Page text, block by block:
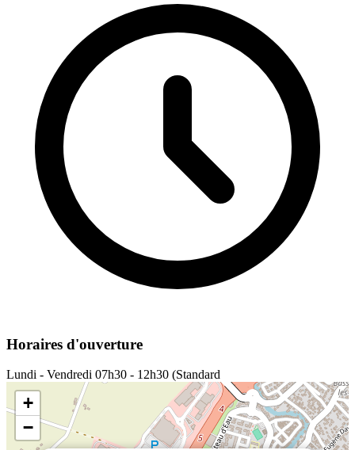
Horaires d'ouverture
Lundi - Vendredi 07h30 - 12h30 (Standard
+
−